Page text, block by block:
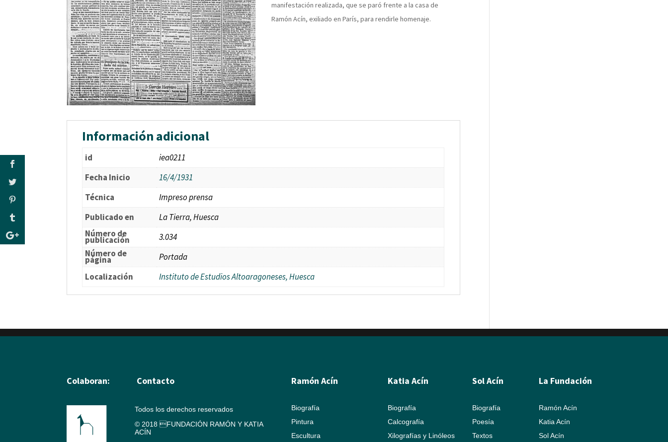
manifestación realizada, que se paró frente a la casa de
Ramón Acín, exiliado en París, para rendirle homenaje.
Información adicional
id
iea0211
Fecha Inicio
16/4/1931
Técnica
Impreso prensa
Publicado en
La Tierra, Huesca
Número de
publicación
3.034
Número de
página
Portada
Localización
Instituto de Estudios Altoaragoneses, Huesca
Colaboran: Contacto
Todos los derechos reservados
© 2018 FUNDACIÓN RAMÓN Y KATIA
ACÍN
Ramón Acín
Biografía
Pintura
Escultura
Katia Acín
Biografía
Calcografía
Xilografías y Linóleos
Sol Acín
Biografía
Poesía
Textos
La Fundación
Ramón Acín
Katia Acín
Sol Acín